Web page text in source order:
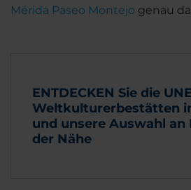
Mérida Paseo Montejo genau
ENTDECKEN Sie die
Weltkulturerbestätten
und unsere Auswahl an
der Nähe